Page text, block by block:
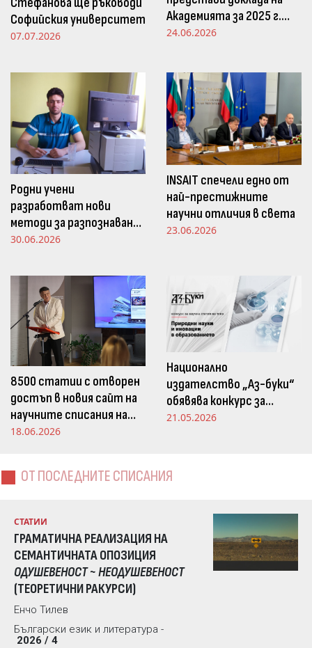
Софийския университет
07.07.2026
Академията за 2025 г.
пред Просветната
24.06.2026
Родни учени
разработват нови
методи за разпознаване
и следене на емоциите
погледа
30.06.2026
INSAIT спечели едно от
най-престижните
научни отличия в света
23.06.2026
8500 статии с отворен
достъп в новия сайт на
научните списания на
Издателство „Аз-буки“
18.06.2026
Национално
издателство „Аз-буки“
обявява конкурс за
научна статия на тема
образованието“
21.05.2026
ОТ ПОСЛЕДНИТЕ СПИСАНИЯ
СТАТИИ
ГРАМАТИЧНА РЕАЛИЗАЦИЯ НА
СЕМАНТИЧНАТА ОПОЗИЦИЯ
ОДУШЕВЕНОСТ ~ НЕОДУШЕВЕНОСТ
(ТЕОРЕТИЧНИ РАКУРСИ)
Енчо Тилев
Български език и литература -
2026 / 4